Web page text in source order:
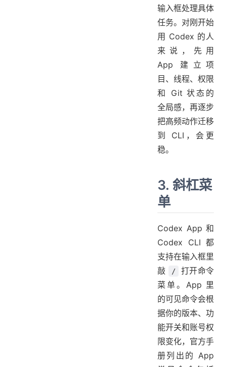
输入框处理具体
任务。对刚开始
用 Codex 的人
来说，先用
App 建立项
目、线程、权限
和 Git 状态的
全局感，再逐步
把高频动作迁移
到 CLI，会更
稳。
3. 斜杠菜
单
Codex App 和
Codex CLI 都
支持在输入框里
敲
/
打开命令
菜单。App 里
的可见命令会根
据你的版本、功
能开关和账号权
限变化，官方手
册列出的 App